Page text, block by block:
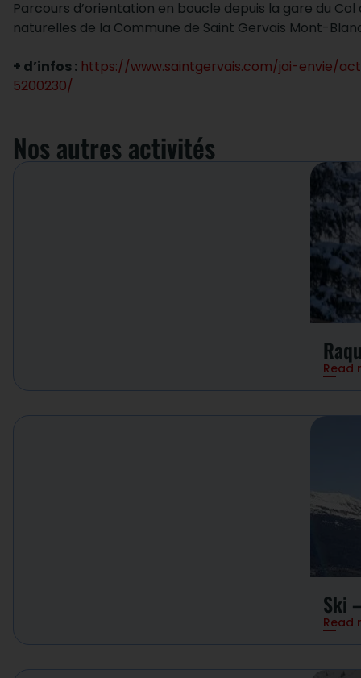
Parcours d’orientation en boucle depuis la gare du
naturelles de la Commune de Saint Gervais Mont-
+ d’infos : https://www.saintgervais.com/jai-envie/
5200230/
Nos autres activités
Read
Ski
Read